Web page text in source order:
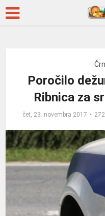
Poročilo
Ribnica za
čet, 23. novembra 2017 272